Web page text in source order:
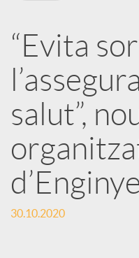
r
x
e
s
“Evita
salut”,
30.10.2020